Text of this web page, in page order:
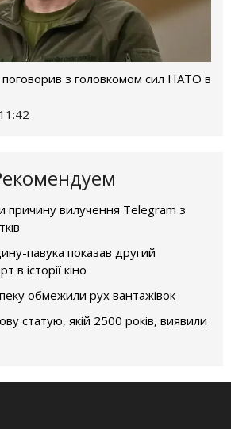
з головкомом сил НАТО в
11:42
причину вилучення Telegram з
павука показав другий
в історії кіно
обмежили рух вантажівок
статую, якій 2500 років, виявили